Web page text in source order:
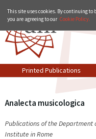
This site uses cookies. By continuing to
you are agreeing to our Cookie Policy.
Printed Publications
Analecta musicologica
Publications of the Department
Institute in Rome